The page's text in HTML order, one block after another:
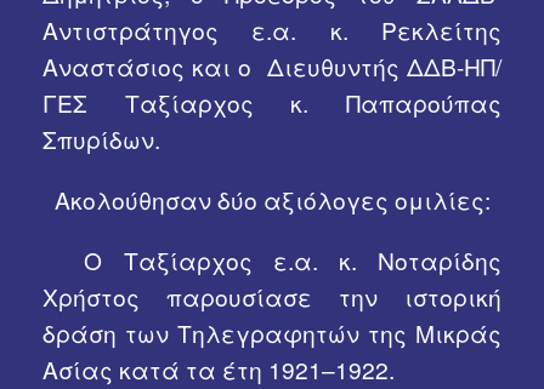
Αντιστράτηγος ε.α. κ. Ρεκλείτης
Αναστάσιος και ο Διευθυντής ΔΔΒ-ΗΠ/
ΓΕΣ Ταξίαρχος κ. Παπαρούπας
Σπυρίδων.
Ακολούθησαν δύο αξιόλογες ομιλίες:
Ο Ταξίαρχος ε.α. κ. Νοταρίδης
Χρήστος παρουσίασε την ιστορική
δράση των Τηλεγραφητών της Μικράς
Ασίας κατά τα έτη 1921–1922.